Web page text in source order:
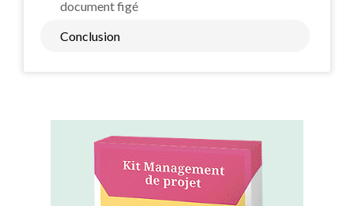
document figé
Conclusion